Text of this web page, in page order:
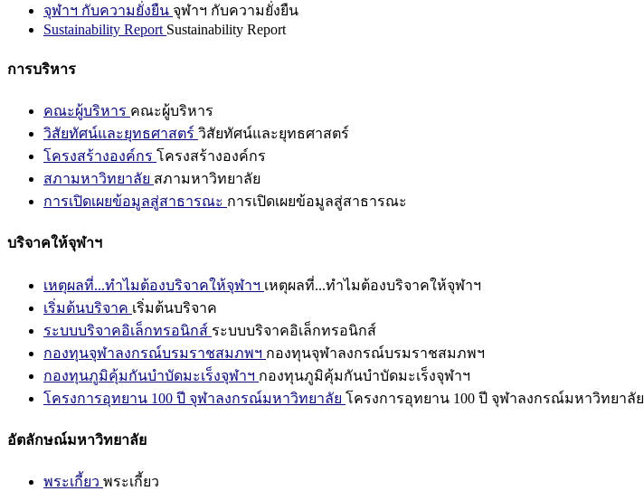
จุฬาฯ กับความยั่งยืน จุฬาฯ กับความยั่งยืน
Sustainability Report Sustainability Report
การบริหาร
คณะผู้บริหาร คณะผู้บริหาร
วิสัยทัศน์และยุทธศาสตร์ วิสัยทัศน์และยุทธศาสตร์
โครงสร้างองค์กร โครงสร้างองค์กร
สภามหาวิทยาลัย สภามหาวิทยาลัย
การเปิดเผยข้อมูลสู่สาธารณะ การเปิดเผยข้อมูลสู่สาธารณะ
บริจาคให้จุฬาฯ
เหตุผลที่...ทำไมต้องบริจาคให้จุฬาฯ เหตุผลที่...ทำไมต้องบริจาคให้จุฬาฯ
เริ่มต้นบริจาค เริ่มต้นบริจาค
ระบบบริจาคอิเล็กทรอนิกส์ ระบบบริจาคอิเล็กทรอนิกส์
กองทุนจุฬาลงกรณ์บรมราชสมภพฯ กองทุนจุฬาลงกรณ์บรมราชสมภพฯ
กองทุนภูมิคุ้มกันบำบัดมะเร็งจุฬาฯ กองทุนภูมิคุ้มกันบำบัดมะเร็งจุฬาฯ
โครงการอุทยาน 100 ปี จุฬาลงกรณ์มหาวิทยาลัย โครงการอุทยาน 100 ปี จุฬาลงกรณ์มหาวิทยาลัย
อัตลักษณ์มหาวิทยาลัย
พระเกี้ยว พระเกี้ยว